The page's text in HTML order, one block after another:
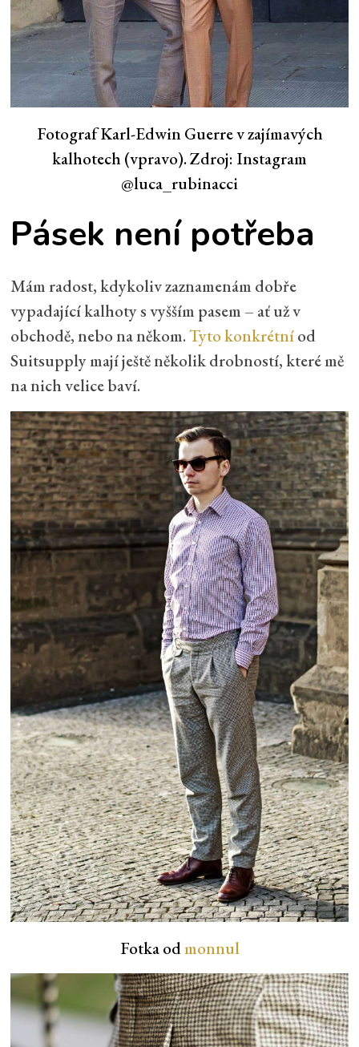
Fotograf Karl-Edwin Guerre v zajímavých
kalhotech (vpravo). Zdroj: Instagram
@luca_rubinacci
Pásek není potřeba
Mám radost, kdykoliv zaznamenám dobře
vypadající kalhoty s vyšším pasem – ať už v
obchodě, nebo na někom.Tyto konkrétníod
Suitsupply mají ještě několik drobností, které mě
na nich velice baví.
Fotka odmonnul